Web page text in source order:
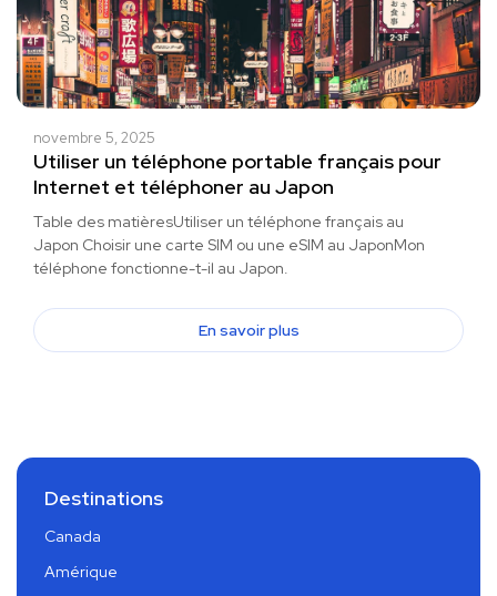
novembre 5, 2025
Utiliser un téléphone portable français pour
Internet et téléphoner au Japon
Table des matièresUtiliser un téléphone français au
Japon Choisir une carte SIM ou une eSIM au JaponMon
téléphone fonctionne-t-il au Japon.
En savoir plus
Destinations
Canada
Amérique